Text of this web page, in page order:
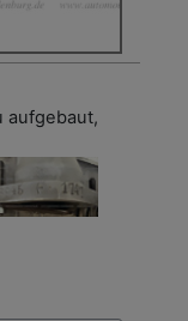
aufgebaut,